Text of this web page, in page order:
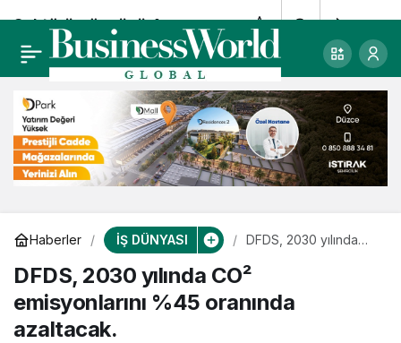
Haberler İŞ DÜNYASI
DFDS, 2030 yılında
%45 oranında
DFDS, 2030 yılında CO²
emisyonlarını %45 oranında
azaltacak.
Sektörün öncüsü Ariş
Pırlanta’dan bir ilk
daha!
0 Paylaş